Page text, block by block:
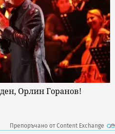
Орлин Горанов!
Препоръчано от Content Exchange